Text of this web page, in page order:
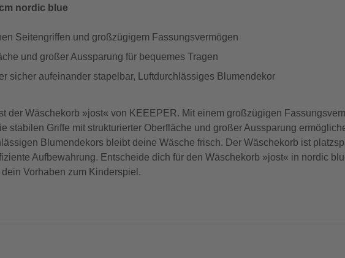
nordic blue
Seitengriffen und großzügigem Fassungsvermögen
und großer Aussparung für bequemes Tragen
sicher aufeinander stapelbar, Luftdurchlässiges Blumendekor
der Wäschekorb »jost« von KEEEPER. Mit einem großzügigen
stabilen Griffe mit strukturierter Oberfläche und großer Aussparung
Blumendekors bleibt deine Wäsche frisch. Der Wäschekorb ist
Aufbewahrung. Entscheide dich für den Wäschekorb »jost« in nordic
Vorhaben zum Kinderspiel.